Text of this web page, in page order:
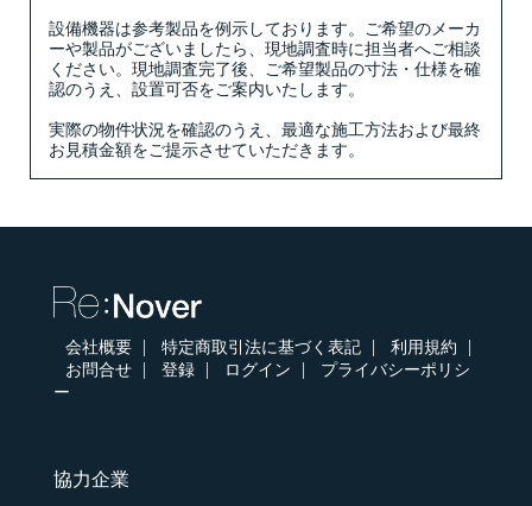
設備機器は参考製品を例示しております。ご希望のメーカ
ーや製品がございましたら、現地調査時に担当者へご相談
ください。現地調査完了後、ご希望製品の寸法・仕様を確
認のうえ、設置可否をご案内いたします。
実際の物件状況を確認のうえ、最適な施工方法および最終
お見積金額をご提示させていただきます。
会社概要 特定商取引法に基づく表記
利用規約
お問合せ
登録 ログイン
プライバシーポリシ
ー
協力企業